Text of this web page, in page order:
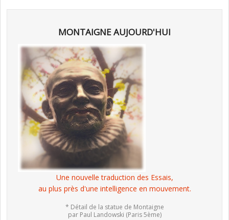
MONTAIGNE AUJOURD'HUI
Une nouvelle traduction des Essais,
au plus près d'une intelligence en mouvement.
* Détail de la statue de Montaigne
par Paul Landowski (Paris 5ème)